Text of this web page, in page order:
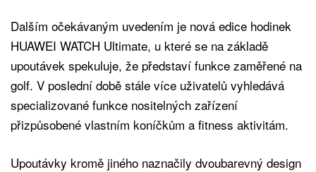
Dalším očekávaným uvedením je nová edice hodinek
HUAWEI WATCH Ultimate, u které se na základě
upoutávek spekuluje, že představí funkce zaměřené na
golf. V poslední době stále více uživatelů vyhledává
specializované funkce nositelných zařízení
přizpůsobené vlastním koníčkům a fitness aktivitám.
Upoutávky kromě jiného naznačily dvoubarevný design